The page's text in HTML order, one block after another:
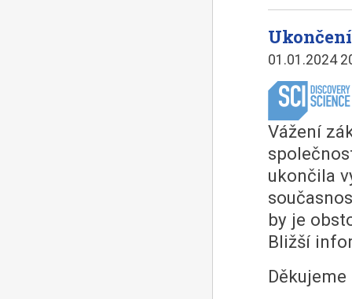
01.01.2024
Vážení
ukončila
by je
Bližší